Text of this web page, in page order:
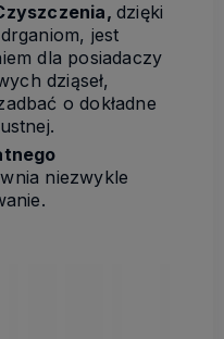
dzięki
jest
dla posiadaczy
dziąseł,
o dokładne
niezwykle